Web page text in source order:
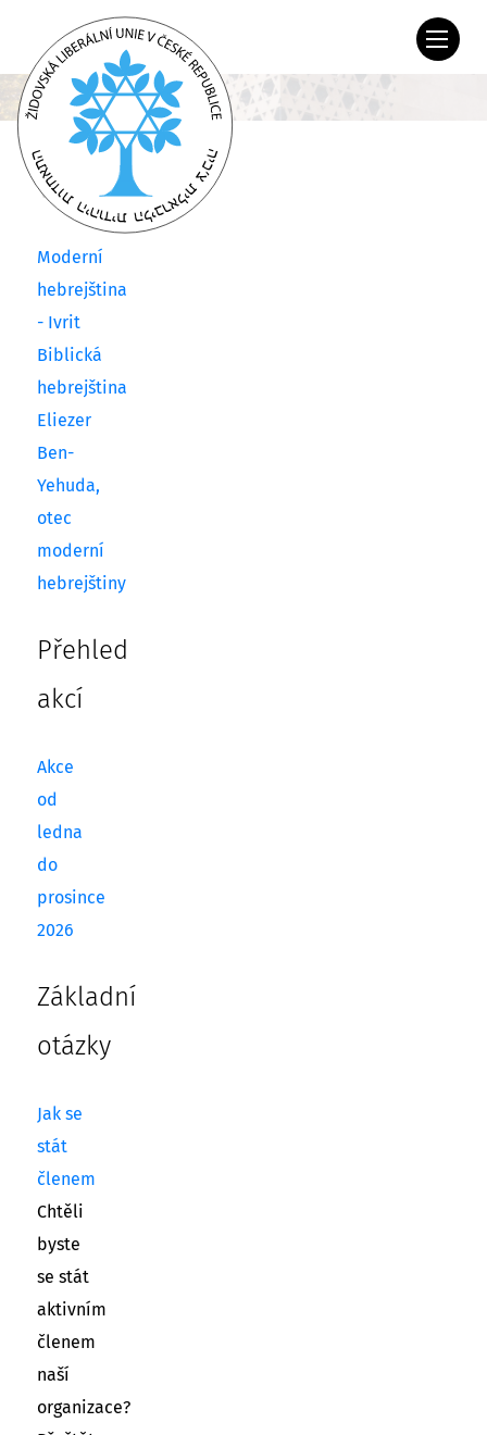
Vzdělávání
Moderní
hebrejština
- Ivrit
Biblická
hebrejština
Eliezer
Ben-
Yehuda,
otec
moderní
hebrejštiny
Přehled
akcí
Akce
od
ledna
do
prosince
2026
Základní
otázky
Jak se
stát
členem
Chtěli
byste
se stát
aktivním
členem
naší
organizace?